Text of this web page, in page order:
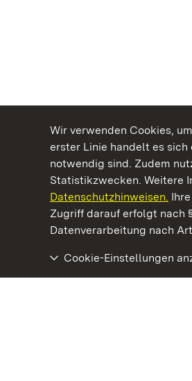
Wir verwenden Cookies,
erster Linie handelt es
notwendig sind. Zudem
Statistikzwecken. Weitere
Datenschutzhinweisen.
Zugriff darauf erfolgt nach
Datenverarbeitung nach
Cookie-Einstellungen
Kommen. Staunen.